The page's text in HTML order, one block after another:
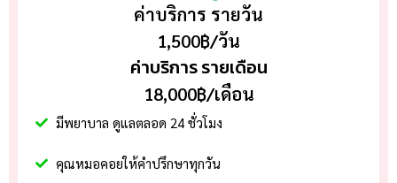
ค่าบริการ รายวัน
1,500฿/วัน
ค่าบริการ รายเดือน
18,000฿/เดือน
มีพยาบาล ดูแลตลอด 24 ชั่วโมง
คุณหมอคอยให้คำปรึกษาทุกวัน